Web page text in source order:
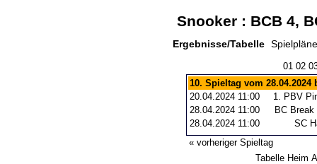
Snooker : BCB 4,
Ergebnisse/Tabelle
01 02
10. Spieltag vom 28.04.2024
20.04.2024 11:00
1. PBV
28.04.2024 11:00
BC Break
28.04.2024 11:00
SC
« vorheriger Spieltag
Tabelle Heim